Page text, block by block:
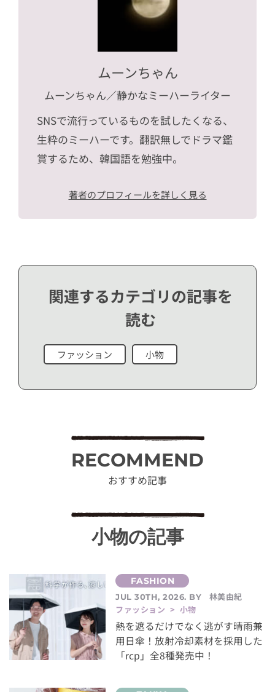
ムーンちゃん
ムーンちゃん／静かなミーハーライター
SNSで流行っているものを試したくなる、
生粋のミーハーです。翻訳無しでドラマ鑑
賞するため、韓国語を勉強中。
著者のプロフィールを詳しく見る
関連するカテゴリの記事を
読む
ファッション 小物
RECOMMEND
おすすめ記事
小物の記事
JUL 30TH, 2026. BY
林美由紀
ファッション > 小物
熱を遮るだけでなく逃がす晴雨兼
用日傘！放射冷却素材を採用した
「rcp」全8種発売中！